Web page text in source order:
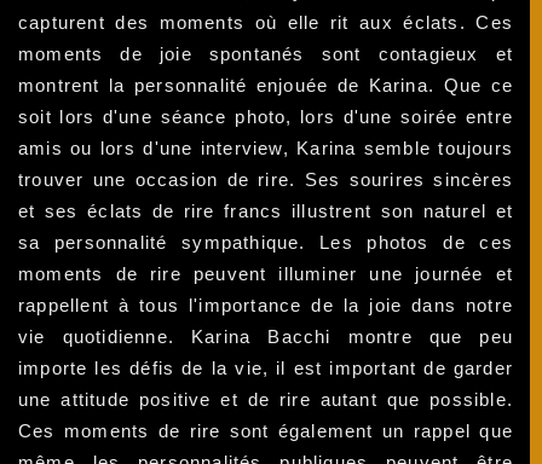
capturent des moments où elle rit aux éclats. Ces
moments de joie spontanés sont contagieux et
montrent la personnalité enjouée de Karina. Que ce
soit lors d'une séance photo, lors d'une soirée entre
amis ou lors d'une interview, Karina semble toujours
trouver une occasion de rire. Ses sourires sincères
et ses éclats de rire francs illustrent son naturel et
sa personnalité sympathique. Les photos de ces
moments de rire peuvent illuminer une journée et
rappellent à tous l'importance de la joie dans notre
vie quotidienne. Karina Bacchi montre que peu
importe les défis de la vie, il est important de garder
une attitude positive et de rire autant que possible.
Ces moments de rire sont également un rappel que